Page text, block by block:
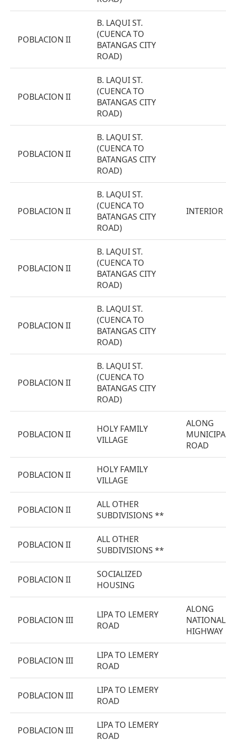
POBLACION II
B. LAQUI ST.
(CUENCA TO
BATANGAS CITY
ROAD)
POBLACION II
B. LAQUI ST.
(CUENCA TO
BATANGAS CITY
ROAD)
POBLACION II
B. LAQUI ST.
(CUENCA TO
BATANGAS CITY
ROAD)
POBLACION II
B. LAQUI ST.
(CUENCA TO
BATANGAS CITY
ROAD)
INTERIOR
POBLACION II
B. LAQUI ST.
(CUENCA TO
BATANGAS CITY
ROAD)
POBLACION II
B. LAQUI ST.
(CUENCA TO
BATANGAS CITY
ROAD)
POBLACION II
B. LAQUI ST.
(CUENCA TO
BATANGAS CITY
ROAD)
POBLACION II
HOLY FAMILY
VILLAGE
ALONG
ROAD
POBLACION II
HOLY FAMILY
VILLAGE
POBLACION II
ALL OTHER
SUBDIVISIONS **
POBLACION II
ALL OTHER
SUBDIVISIONS **
POBLACION II
SOCIALIZED
HOUSING
POBLACION III
LIPA TO LEMERY
ROAD
ALONG
NATIONAL
HIGHWAY
POBLACION III
LIPA TO LEMERY
ROAD
POBLACION III
LIPA TO LEMERY
ROAD
POBLACION III
LIPA TO LEMERY
ROAD